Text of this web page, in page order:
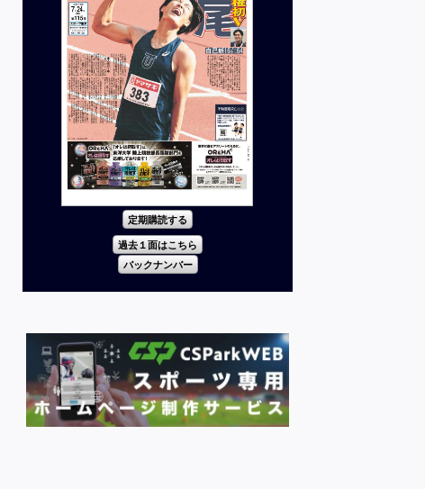
定期購読する
過去１面はこちら
バックナンバー